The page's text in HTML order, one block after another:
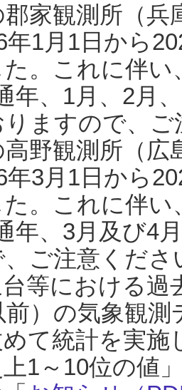
家観測所（
年1月1日から
。これに伴い
年、1月、2月
ますので、
野観測所（
年3月1日から
。これに伴い
年、3月及び4
ご注意くだ
等における過
前）の気象観
て統計を実
1～10位の値